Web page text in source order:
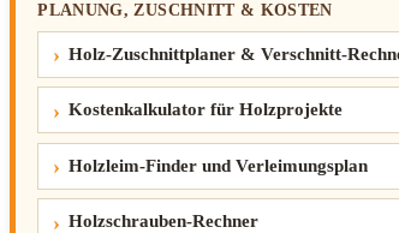
PLANUNG, ZUSCHNITT & KOSTEN
Holz-Zuschnittplaner & Verschnitt-
Kostenkalkulator für Holzprojekte
Holzleim-Finder und Verleimungsplan
Holzschrauben-Rechner